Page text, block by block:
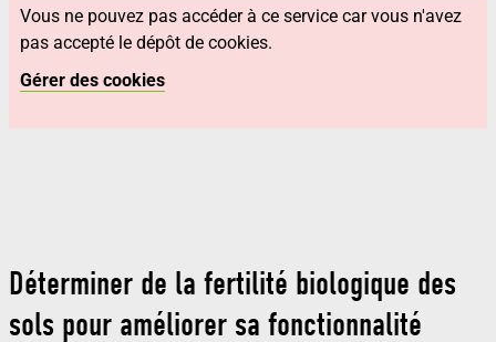
Vous ne pouvez pas accéder à ce service car vous n'avez
pas accepté le dépôt de cookies.
Gérer des cookies
Déterminer de la fertilité biologique des
sols pour améliorer sa fonctionnalité